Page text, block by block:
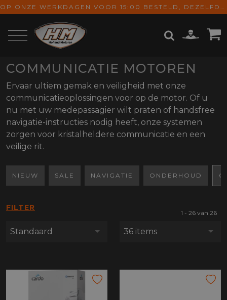
OP ONZE WERKDAGEN VOOR 15:00 BESTELD, DEZELFDE DAG VERZONDEN! GRATIS VERZENDING VANAF € 65,-
ZOEKEN
COMMUNICATIE MOTOREN
Ervaar ultiem gemak en veiligheid met onze
communicatieoplossingen voor op de motor. Of u
nu met uw medepassagier wilt praten of handsfree
navigatie-instructies nodig heeft, onze systemen
zorgen voor kristalheldere communicatie en een
veilige rit.
NIEUW SALE NAVIGATIE ONDERHOUD
FILTER
Standaard
1 - 26 van 26
36 items